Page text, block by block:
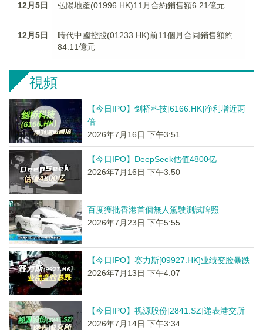
12月5日 弘陽地產(01996.HK)11月合約銷售額6.21億元
12月5日
時代中國控股(01233.HK)前11個月合同銷售額約
84.11億元
視頻
【今日IPO】剑桥科技[6166.HK]净利增近两
倍
2026年7月16日 下午3:51
【今日IPO】DeepSeek估值4800亿
2026年7月16日 下午3:50
百度獲批香港首個無人駕駛測試牌照
2026年7月23日 下午5:55
【今日IPO】赛力斯[09927.HK]业绩变脸暴跌
2026年7月13日 下午4:07
【今日IPO】视源股份[2841.SZ]递表港交所
2026年7月14日 下午3:34